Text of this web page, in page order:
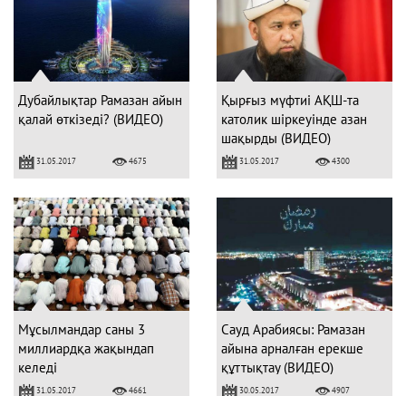
Дубайлықтар Рамазан айын
қалай өткізеді? (ВИДЕО)
31.05.2017 4675
Қырғыз мүфтиі АҚШ-та
католик шіркеуінде азан
шақырды (ВИДЕО)
31.05.2017 4300
Мұсылмандар саны 3
миллиардқа жақындап
келеді
31.05.2017 4661
Сауд Арабиясы: Рамазан
айына арналған ерекше
құттықтау (ВИДЕО)
30.05.2017 4907